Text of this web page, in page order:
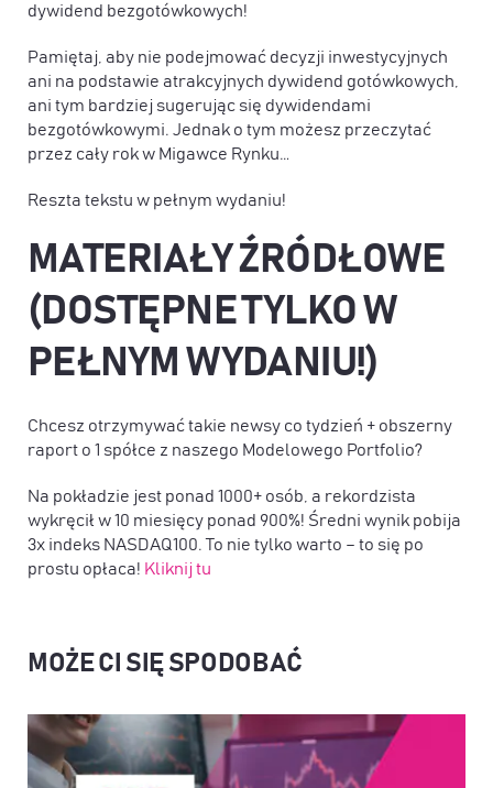
dywidend bezgotówkowych!
Pamiętaj, aby nie podejmować decyzji inwestycyjnych
ani na podstawie atrakcyjnych dywidend gotówkowych,
ani tym bardziej sugerując się dywidendami
bezgotówkowymi. Jednak o tym możesz przeczytać
przez cały rok w Migawce Rynku…
Reszta tekstu w pełnym wydaniu!
MATERIAŁY ŹRÓDŁOWE
(DOSTĘPNE TYLKO W
PEŁNYM WYDANIU!)
Chcesz otrzymywać takie newsy co tydzień + obszerny
raport o 1 spółce z naszego Modelowego Portfolio?
Na pokładzie jest ponad 1000+ osób, a rekordzista
wykręcił w 10 miesięcy ponad 900%! Średni wynik pobija
3x indeks NASDAQ100. To nie tylko warto – to się po
prostu opłaca! Kliknij tu
MOŻE CI SIĘ SPODOBAĆ